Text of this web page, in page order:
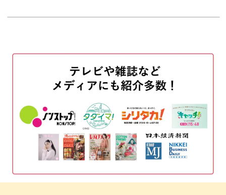
ペンでさらに見やすくする
おわりに 25:46